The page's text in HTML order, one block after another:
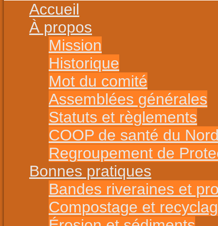
Accueil
À propos
Mission
Historique
Mot du comité
Assemblées générales
Statuts et règlements
COOP de santé du
Regroupement de
Bonnes pratiques
Bandes riveraines et
Compostage et